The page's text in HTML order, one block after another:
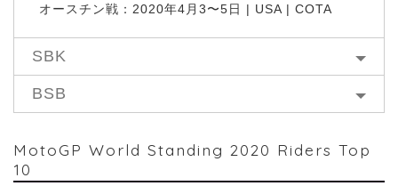
オースチン戦：2020年4月3〜5日 | USA | COTA
SBK
BSB
MotoGP World Standing 2020 Riders Top
10